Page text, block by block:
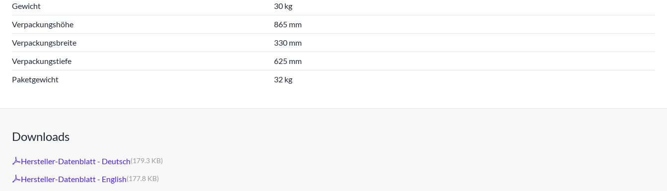
Gewicht
30 kg
Verpackungshöhe
865 mm
Verpackungsbreite
330 mm
Verpackungstiefe
625 mm
Paketgewicht
32 kg
Downloads
Hersteller-Datenblatt - Deutsch(179.3 KB)
Hersteller-Datenblatt - English(177.8 KB)